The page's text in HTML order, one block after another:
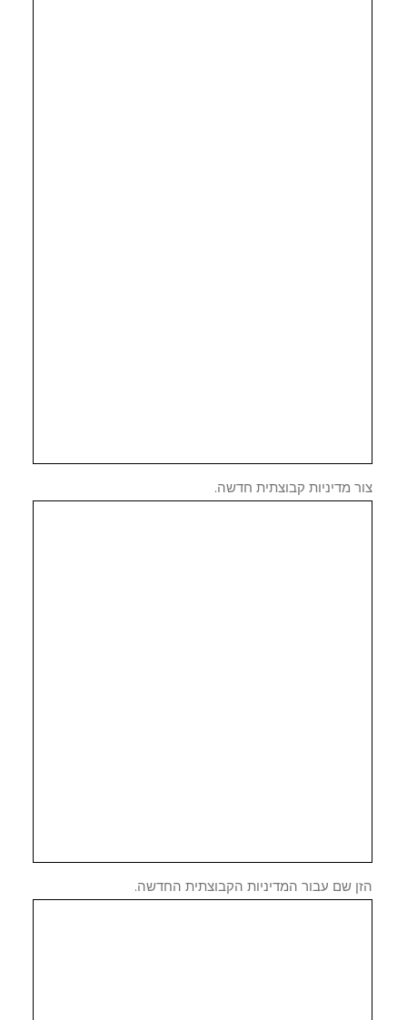
מדיניות קבוצתית חדשה.
שם עבור המדיניות הקבוצתית החדשה.